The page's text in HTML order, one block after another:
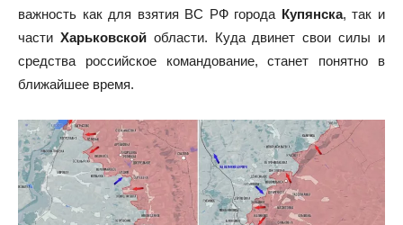
важность как для взятия ВС РФ города Купянска, так и
части Харьковскойобласти. Куда двинет свои силы и
средства российское командование, станет понятно в
ближайшее время.